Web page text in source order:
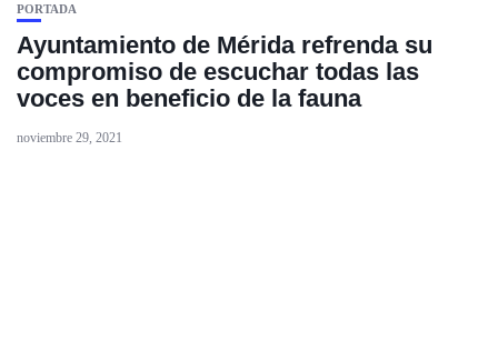
PORTADA
Ayuntamiento de Mérida refrenda su
compromiso de escuchar todas las
voces en beneficio de la fauna
noviembre 29, 2021